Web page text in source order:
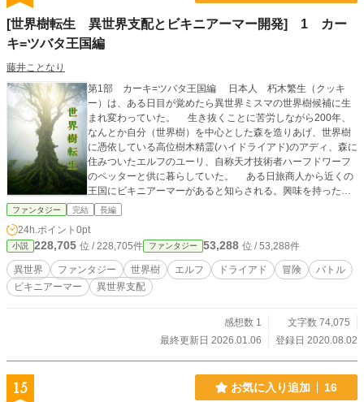
[世界樹転生 異世界支配とビキニアーマー開発] 1 カー
キ=ツバタ王国編
藤井ことなり
第1部 カーキ=ツバタ王国編 日本人 朽木繁生（クッキ
ー）は、ある日目が覚めたら異世界ミスマの世界樹候補に生
まれ変わっていた。 生き抜くことに苦労しながら200年、
なんとか自分（世界樹）を中心とした森を造りあげ、世界樹
に憑依している高位樹木精霊(ハイドライアド)のアディ、森に
住みついたエルフのユーリ、自称天才技術者ハーフドワーフ
のペッターと供に暮らしていた。 ある日旅商人から近くの
王国にビキニアーマーがあると知らされる。興味を持ったク
ッキーは世界樹を素材とした木製人形(マリオネット)に憑依し
込まれた思わぬ災難により、クッキーの異世界生活が大きく
変わり始めたのだった。 ※ ※ ※ ※ ※ 第2部 帝国と
の接触編 このまま世界樹として支配地を増やしていくと知
的種族の社会と衝突すると考えたクッキーは、カーキ=ツバタ
王国に協力することによって平和的な解決路線を選んだ。
キー。防戦して諦めて撤退させようとした。 一方、成り行
代行をするはめになってしまう。 争いの中、皮肉にもビキ
ニアーマーの開発が進んでいき、帝国軍総司令ルシアとの一
ファンタジー 完結 長編
24h.ポイント 0pt
小説 228,705 位 / 228,705件 ファンタジー 53,288 位 / 53,288件
異世界 ファンタジー 世界樹 エルフ ドライアド 冒険
バトル
ビキニアーマー
異世界支配
感想数 1
文字数 74,075
最終更新日 2026.01.06
登録日 2020.08.02
15 お気に入り追加 16